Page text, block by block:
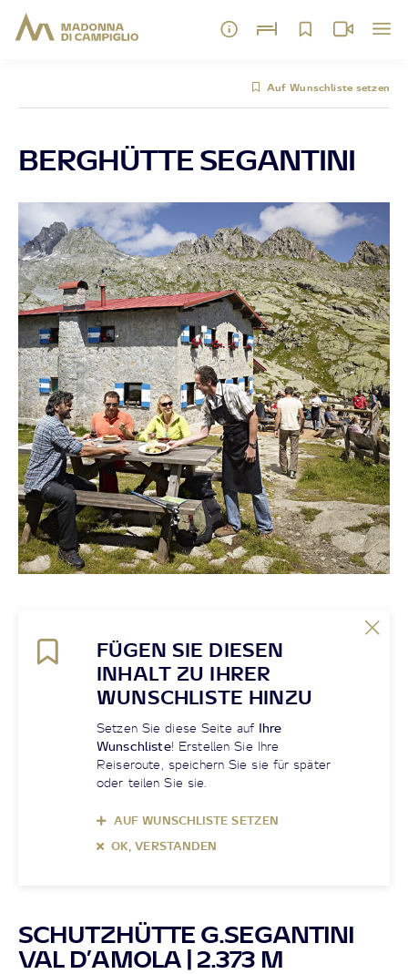
Auf Wunschliste setzen
BERGHÜTTE SEGANTINI
FÜGEN SIE DIESEN
INHALT ZU IHRER
WUNSCHLISTE HINZU
Setzen Sie diese Seite auf Ihre
Wunschliste! Erstellen Sie Ihre
Reiseroute, speichern Sie sie für später
oder teilen Sie sie.
AUF WUNSCHLISTE SETZEN
OK, VERSTANDEN
SCHUTZHÜTTE G.SEGANTINI
VAL D’AMOLA | 2.373 M